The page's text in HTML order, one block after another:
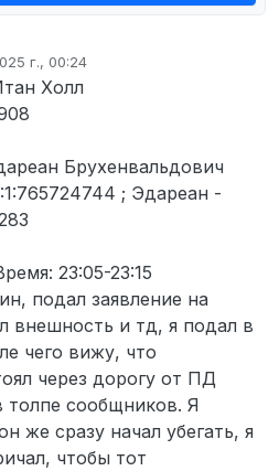
г., 00:24
Холл
Брухенвальдович
; Эдареан -
23:05-23:15
подал заявление на
внешность и тд, я подал в
чего вижу, что
через дорогу от ПД
толпе сообщников. Я
же сразу начал убегать, я
чтобы тот